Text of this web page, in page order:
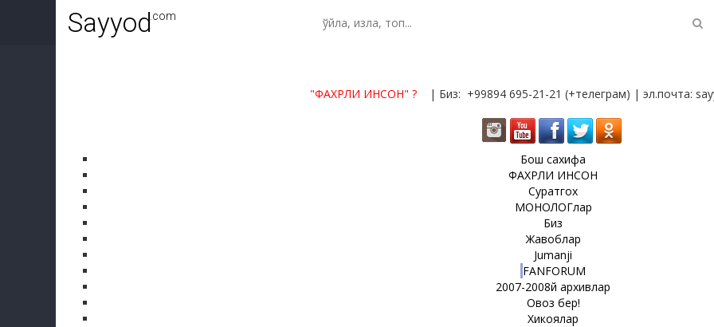
Sayyod.com
"ФАХРЛИ ИНСОН"? | Биз: +99894 695-21-21 (+телеграм) | эл.почта:
Бош сахифа
ФАХРЛИ ИНСОН
Суратгох
МОНОЛОГлар
Биз
Жавоблар
Jumanji
FANFORUM
2007-2008й архивлар
Овоз бер!
Хикоялар